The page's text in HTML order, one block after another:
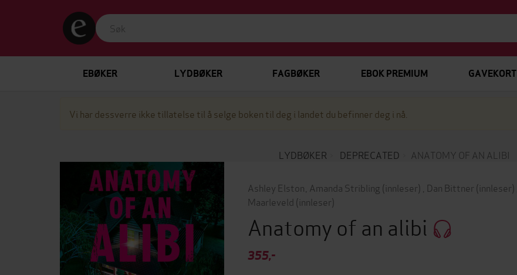
EBØKER LYDBØKER FAGBØKER EBOK PREMIUM GAVEKORT
Vi har dessverre ikke tillatelse til å selge boken til deg i landet du befinner deg i nå.
LYDBØKER DEPRECATED ANATOMY OF AN ALIBI
Ashley Elston Amanda Stribling (innleser) Dan Bittner (innleser)
Maarleveld (innleser)
Anatomy of an alibi
355,-